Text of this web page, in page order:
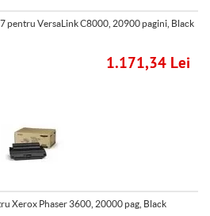
pentru VersaLink C8000, 20900 pagini, Black
1.171,34 Lei
Xerox Phaser 3600, 20000 pag, Black